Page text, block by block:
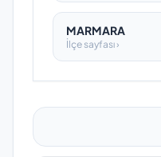
MARMARA
İlçe sayfası ›